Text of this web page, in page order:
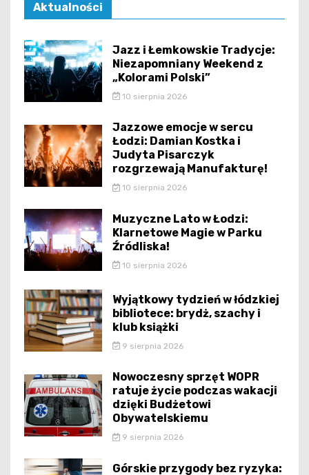
Aktualności
Jazz i Łemkowskie Tradycje:
Niezapomniany Weekend z
„Kolorami Polski”
10 sierpnia 2026
Jazzowe emocje w sercu
Łodzi: Damian Kostka i
Judyta Pisarczyk
rozgrzewają Manufakturę!
10 sierpnia 2026
Muzyczne Lato w Łodzi:
Klarnetowe Magie w Parku
Źródliska!
10 sierpnia 2026
Wyjątkowy tydzień w łódzkiej
bibliotece: brydż, szachy i
klub książki
9 sierpnia 2026
Nowoczesny sprzęt WOPR
ratuje życie podczas wakacji
dzięki Budżetowi
Obywatelskiemu
9 sierpnia 2026
Górskie przygody bez ryzyka: